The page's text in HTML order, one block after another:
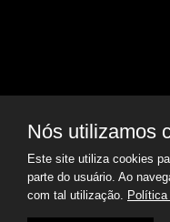
© 2026Estética Dental
direitos reservados. |
Nós utilizamos
Este site utiliza cookies
parte do usuário. Ao
com tal utilização.